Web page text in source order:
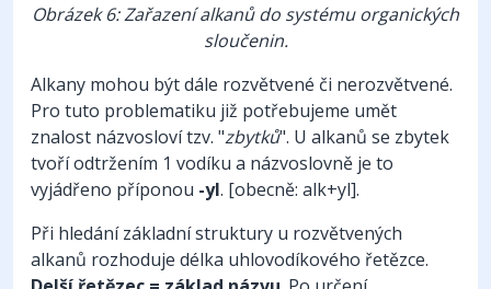
Obrázek 6: Zařazení alkanů do systému organických
sloučenin.
Alkany mohou být dále rozvětvené či nerozvětvené.
Pro tuto problematiku již potřebujeme umět
znalost názvosloví tzv. "zbytků". U alkanů se zbytek
tvoří odtržením 1 vodíku a názvoslovně je to
vyjádřeno příponou -yl. [obecně: alk+yl].
Při hledání základní struktury u rozvětvených
alkanů rozhoduje délka uhlovodíkového řetězce.